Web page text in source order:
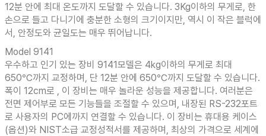
12분 안에 최대 온도까지 도달할 수 있습니다. 3Kg이하의 무게로, 한
손으로 들고 다니기에 충분한 소형의 크기이지만, 역시 이 작은 블럭에
서, 안정도와 균일도는 매우 뛰어납니다.
Model 9141
우수하고 인기 있는 장비 9141모델은 4kg이하의 무게로 최대
650℃까지 교정하며, 단 12분 안에 650℃까지 도달할 수 있습니다.
폭이 12cm로 , 이 장비는 매우 놀라운 성능을 제공합니다. 여러분은
전면 제어부로 모든 기능들을 조절할 수 있으며, 내장된 RS-232포트
로 사용자의 PC에까지 연결할 수 있습니다. 이 장비는 휴대용 케이스
(옵션)와 NIST소급 교정성적서를 제공하며, 최상의 가격으로 세계에